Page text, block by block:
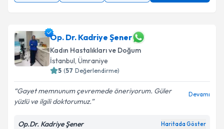
Op. Dr. Kadriye Şener
Kadın Hastalıkları ve Doğum
İstanbul, Ümraniye
5 (57 Değerlendirme)
Gayet memnunum çevremede öneriyorum. Güler
yüzlü ve ilgili doktorumuz.
Devamı
Op.Dr. Kadriye Şener Haritada Göster